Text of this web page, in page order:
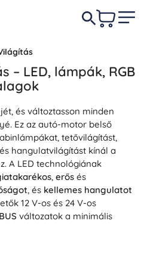
– LED, lámpák, RGB
és változtasson minden
Ez az autó-motor belső
tetővilágítást,
hangulatvilágítást kínál a
A LED technológiának
, erős és
, és kellemes hangulatot
12 V-os és 24 V-os
változatok a minimális
színt és stílust: meleg fehér,
RGB távirányítóval vagy